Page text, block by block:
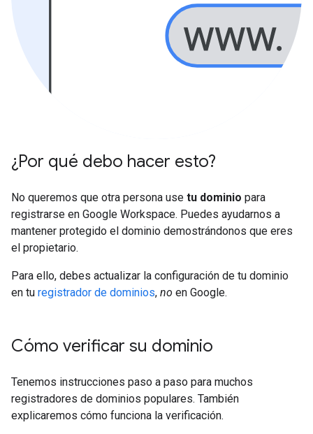
¿Por qué debo hacer esto?
No queremos que otra persona use tu dominio para
registrarse en Google Workspace. Puedes ayudarnos a
mantener protegido el dominio demostrándonos que eres
el propietario.
Para ello, debes actualizar la configuración de tu dominio
en tu registrador de dominios, no en Google.
Cómo verificar su dominio
Tenemos instrucciones paso a paso para muchos
registradores de dominios populares. También
explicaremos cómo funciona la verificación.